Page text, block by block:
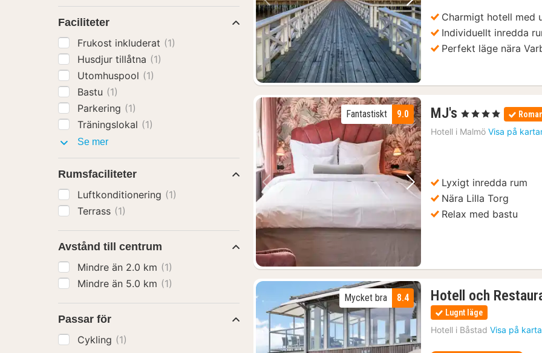
Föregående bild Nästa bildCharmigt hotell med
Individuellt inredda
Perfekt läge nära
Nästa bild
9.0
Fantastiskt MJ's 1
natt
från
, 4 Stjärnor
Hotell i Malmö Visa på
Lyxigt inredda rum
Nära Lilla Torg
Relax med bastu
8.4
Mycket bra Hotell och
Lugnt läge
Hotell i Båstad Visa på
Faciliteter
Frukost inkluderat (1)
Husdjur tillåtna (1)
Utomhuspool (1)
Bastu (1)
Parkering (1)
Träningslokal (1)
Se merFaciliteter
Rumsfaciliteter
Luftkonditionering (1)
Terrass (1)
Avstånd till centrum
Mindre än 2.0 km (1)
Mindre än 5.0 km (1)
Passar för
Cykling (1)